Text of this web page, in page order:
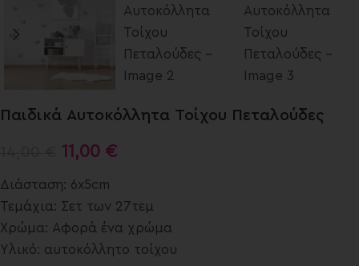
Παιδικά Αυτοκόλλητα Τοίχου Πεταλούδες
11,00 €
Διάσταση: 6x5cm
Τεμάχια: Σετ των 27τεμ
Χρώμα: Αφορά ένα χρώμα
Υλικό: αυτοκόλλητο τοίχου